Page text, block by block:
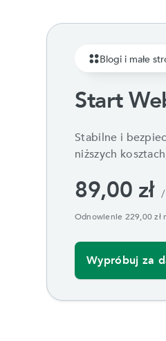
Blogi i małe
Start
Stabilne i
niższych
89,00 zł
Odnowienie 229,00 zł
Wypróbuj za